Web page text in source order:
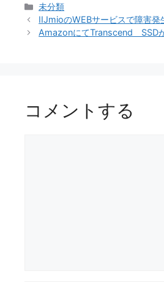
カ
テ
ゴ
未分類
IIJmioのWEBサービスで障害発
AmazonにてTranscend SSD
コメントする